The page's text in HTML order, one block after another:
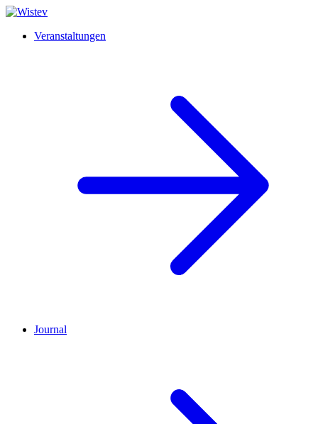
Veranstaltungen
Journal